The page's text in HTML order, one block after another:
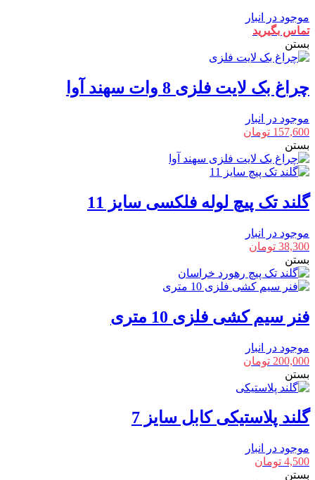
موجود در انبار
تماس بگیرید
بستن
چراغ بک لایت فلزی 8 وات سهند آوا
موجود در انبار
157,600 تومان
بستن
گلند تک پیچ لوله فلکسی سایز 11
موجود در انبار
38,300 تومان
بستن
فنر سیم کشی فلزی 10 متری
موجود در انبار
200,000 تومان
بستن
گلند پلاستیکی کابل سایز 7
موجود در انبار
4,500 تومان
بستن